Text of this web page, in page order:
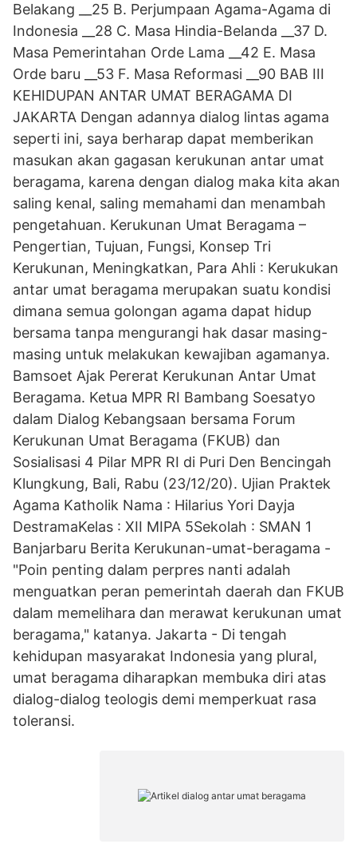
Belakang __25 B. Perjumpaan Agama-Agama di
Indonesia __28 C. Masa Hindia-Belanda __37 D.
Masa Pemerintahan Orde Lama __42 E. Masa
Orde baru __53 F. Masa Reformasi __90 BAB III
KEHIDUPAN ANTAR UMAT BERAGAMA DI
JAKARTA Dengan adannya dialog lintas agama
seperti ini, saya berharap dapat memberikan
masukan akan gagasan kerukunan antar umat
beragama, karena dengan dialog maka kita akan
saling kenal, saling memahami dan menambah
pengetahuan. Kerukunan Umat Beragama –
Pengertian, Tujuan, Fungsi, Konsep Tri
Kerukunan, Meningkatkan, Para Ahli : Kerukukan
antar umat beragama merupakan suatu kondisi
dimana semua golongan agama dapat hidup
bersama tanpa mengurangi hak dasar masing-
masing untuk melakukan kewajiban agamanya.
Bamsoet Ajak Pererat Kerukunan Antar Umat
Beragama. Ketua MPR RI Bambang Soesatyo
dalam Dialog Kebangsaan bersama Forum
Kerukunan Umat Beragama (FKUB) dan
Sosialisasi 4 Pilar MPR RI di Puri Den Bencingah
Klungkung, Bali, Rabu (23/12/20). Ujian Praktek
Agama Katholik Nama : Hilarius Yori Dayja
DestramaKelas : XII MIPA 5Sekolah : SMAN 1
Banjarbaru Berita Kerukunan-umat-beragama -
"Poin penting dalam perpres nanti adalah
menguatkan peran pemerintah daerah dan FKUB
dalam memelihara dan merawat kerukunan umat
beragama," katanya. Jakarta - Di tengah
kehidupan masyarakat Indonesia yang plural,
umat beragama diharapkan membuka diri atas
dialog-dialog teologis demi memperkuat rasa
toleransi.